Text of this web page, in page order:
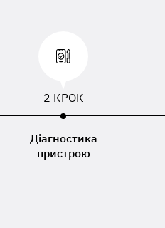
2 КРОК
Діагностика
пристрою